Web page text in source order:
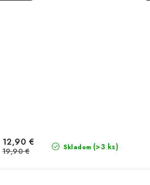
Skladom (>3 ks)
12,90 €
19,90 €